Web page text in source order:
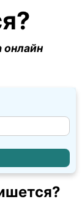
онлайн